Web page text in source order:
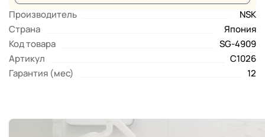
Производитель
NSK
Страна
Япония
Код товара
SG-4909
Артикул
C1026
Гарантия (мес)
12